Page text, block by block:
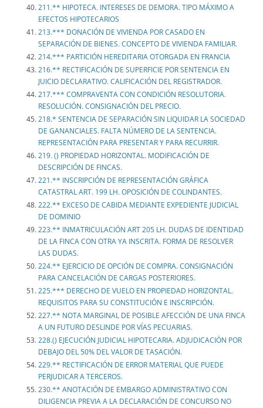
211.** HIPOTECA. INTERESES DE DEMORA. TIPO MÁXIMO A
EFECTOS HIPOTECARIOS
213.*** DONACIÓN DE VIVIENDA POR CASADO EN
SEPARACIÓN DE BIENES. CONCEPTO DE VIVIENDA FAMILIAR.
214.*** PARTICIÓN HEREDITARIA OTORGADA EN FRANCIA
216.** RECTIFICACIÓN DE SUPERFICIE POR SENTENCIA EN
JUICIO DECLARATIVO. CALIFICACIÓN DEL REGISTRADOR.
217.*** COMPRAVENTA CON CONDICIÓN RESOLUTORIA.
RESOLUCIÓN. CONSIGNACIÓN DEL PRECIO.
218.* SENTENCIA DE SEPARACIÓN SIN LIQUIDAR LA SOCIEDAD
DE GANANCIALES. FALTA NÚMERO DE LA SENTENCIA.
REPRESENTACIÓN PARA PRESENTAR Y PARA RECURRIR.
219. () PROPIEDAD HORIZONTAL. MODIFICACIÓN DE
DESCRIPCIÓN DE FINCAS.
221.** INSCRIPCIÓN DE REPRESENTACIÓN GRÁFICA
CATASTRAL ART. 199 LH. OPOSICIÓN DE COLINDANTES.
222.** EXCESO DE CABIDA MEDIANTE EXPEDIENTE JUDICIAL
DE DOMINIO
223.** INMATRICULACIÓN ART 205 LH. DUDAS DE IDENTIDAD
DE LA FINCA CON OTRA YA INSCRITA. FORMA DE RESOLVER
LAS DUDAS.
224.** EJERCICIO DE OPCIÓN DE COMPRA. CONSIGNACIÓN
PARA CANCELACIÓN DE CARGAS POSTERIORES.
225.*** DERECHO DE VUELO EN PROPIEDAD HORIZONTAL.
REQUISITOS PARA SU CONSTITUCIÓN E INSCRIPCIÓN.
227.** NOTA MARGINAL DE POSIBLE AFECCIÓN DE UNA FINCA
A UN FUTURO DESLINDE POR VÍAS PECUARIAS.
228.() EJECUCIÓN JUDICIAL HIPOTECARIA. ADJUDICACIÓN POR
DEBAJO DEL 50% DEL VALOR DE TASACIÓN.
229.** RECTIFICACIÓN DE ERROR MATERIAL QUE PUEDE
PERJUDICAR A TERCEROS.
230.** ANOTACIÓN DE EMBARGO ADMINISTRATIVO CON
DILIGENCIA PREVIA A LA DECLARACIÓN DE CONCURSO NO